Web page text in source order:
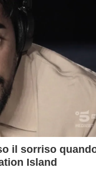
il sorriso
Island